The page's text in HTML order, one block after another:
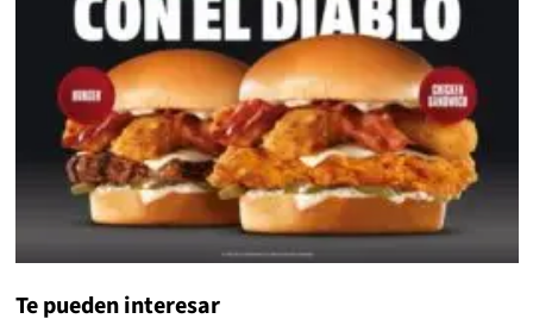
Te pueden interesar